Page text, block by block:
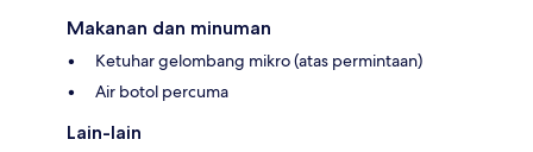
Makanan dan minuman
Ketuhar gelombang mikro (atas permintaan)
Air botol percuma
Lain-lain